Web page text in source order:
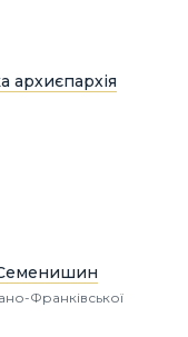
архиєпархія
Франківської